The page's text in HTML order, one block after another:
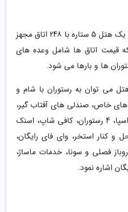
هتل آرین ریزورت بدروم یک هتل 5 ستاره با 248 اتاق مجهز
قیمت اتاق ها شامل وعده های
ها و بارها می شود.
می توان به رستوران با شام و
های خاص، صندلی های آفتاب گیر،
2 استخر روباز، خدمات اسپا، 4 رستوران، کافی شاپ، اسنک
ساحل و کنار استخر، وای فای رایگان،
فصلی و سونا، خدمات ماساژ،
اشاره نمود.